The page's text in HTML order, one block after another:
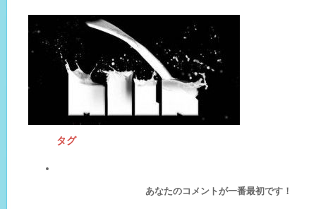
タグ
あなたのコメントが一番最初です！